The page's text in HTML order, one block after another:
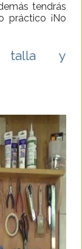
tendrás
práctico ¡No
talla y